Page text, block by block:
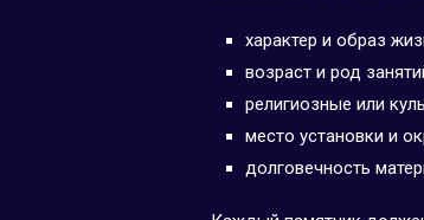
характер и образ
возраст и род
религиозные или
место установки и
долговечность